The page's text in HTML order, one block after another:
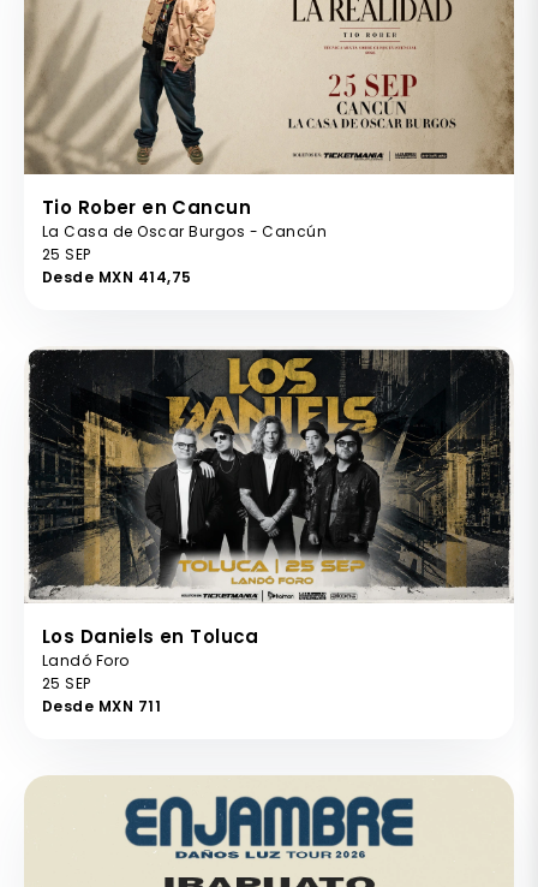
Tio Rober en Cancun
La Casa de Oscar Burgos - Cancún
25 SEP
Desde MXN 414,75
Los Daniels en Toluca
Landó Foro
25 SEP
Desde MXN 711